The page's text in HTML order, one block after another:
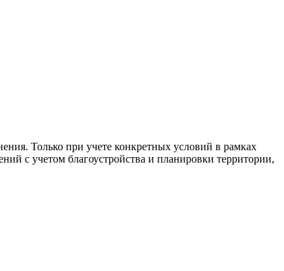
Только при учете конкретных условий в рамках
с учетом благоустройства и планировки территории,